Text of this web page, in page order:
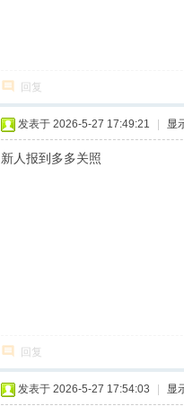
回复
发表于 2026-5-27 17:49:21 显
新人报到多多关照
回复
发表于 2026-5-27 17:54:03 显